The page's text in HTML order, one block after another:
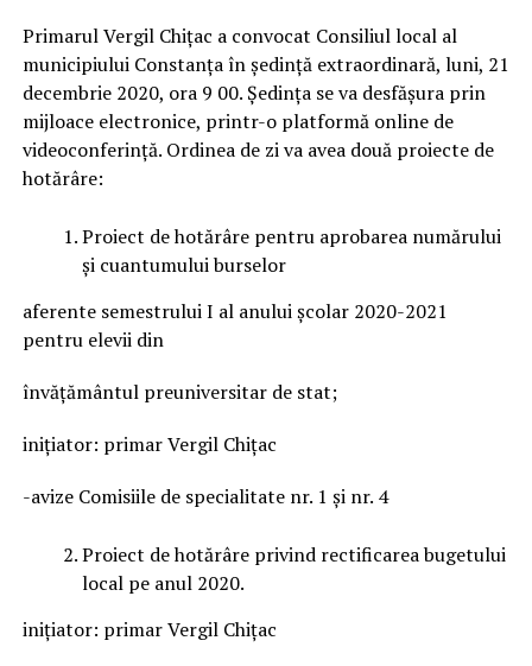
Primarul Vergil Chițac a convocat Consiliul local al
municipiului Constanţa în şedinţă extraordinară, luni, 21
decembrie 2020, ora 9 00. Ședința se va desfășura prin
mijloace electronice, printr-o platformă online de
videoconferință. Ordinea de zi va avea două proiecte de
hotărâre:
Proiect de hotărâre pentru aprobarea numărului
și cuantumului burselor
aferente semestrului I al anului școlar 2020-2021
pentru elevii din
învățământul preuniversitar de stat;
iniţiator: primar Vergil Chițac
-avize Comisiile de specialitate nr. 1 și nr. 4
Proiect de hotărâre privind rectificarea bugetului
local pe anul 2020.
iniţiator: primar Vergil Chițac